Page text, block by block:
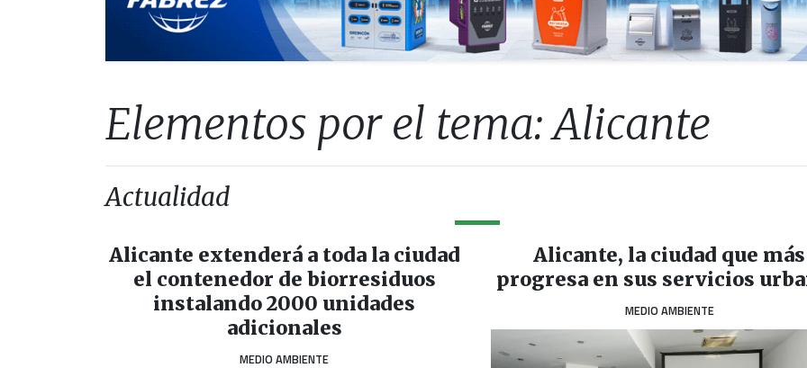
Elementos por el tema: Alicante
Actualidad
Alicante extenderá a toda la ciudad
el contenedor de biorresiduos
instalando 2000 unidades
adicionales
MEDIO AMBIENTE
Alicante, la ciudad que más
progresa en sus servicios
MEDIO AMBIENTE